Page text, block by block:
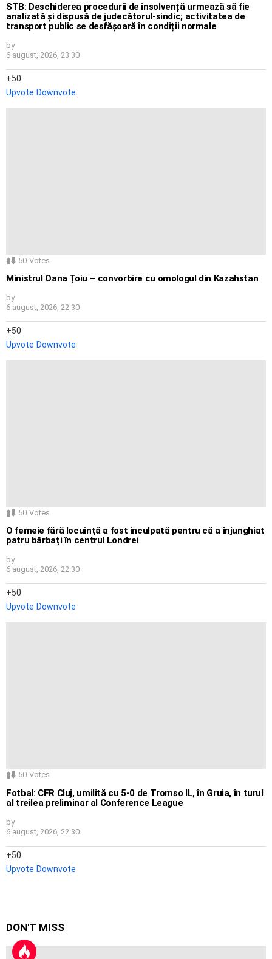
STB: Deschiderea procedurii de insolvență urmează să fie
analizată și dispusă de judecătorul-sindic; activitatea de
transport public se desfășoară în condiții normale
by
6 august, 2026, 23:30
50
Upvote Downvote
50 Votes
Ministrul Oana Țoiu – convorbire cu omologul din Kazahstan
by
6 august, 2026, 22:30
50
Upvote Downvote
50 Votes
O femeie fără locuință a fost inculpată pentru că a înjunghiat
patru bărbați în centrul Londrei
by
6 august, 2026, 22:30
50
Upvote Downvote
50 Votes
Fotbal: CFR Cluj, umilită cu 5-0 de Tromso IL, în Gruia, în turul
al treilea preliminar al Conference League
by
6 august, 2026, 22:30
50
Upvote Downvote
DON'T MISS